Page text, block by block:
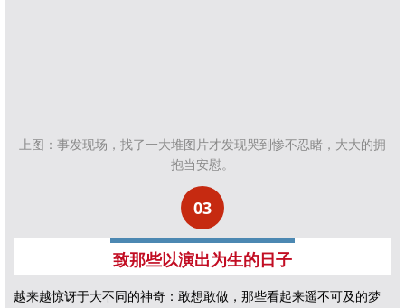
上图：事发现场，找了一大堆图片才发现哭到惨不忍睹，大大的拥
抱当安慰。
03
致那些以演出为生的日子
越来越惊讶于大不同的神奇：敢想敢做，那些看起来遥不可及的梦